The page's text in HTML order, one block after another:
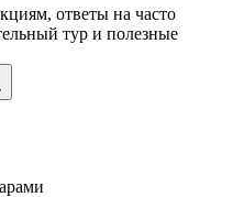
ответы на часто
тур и полезные